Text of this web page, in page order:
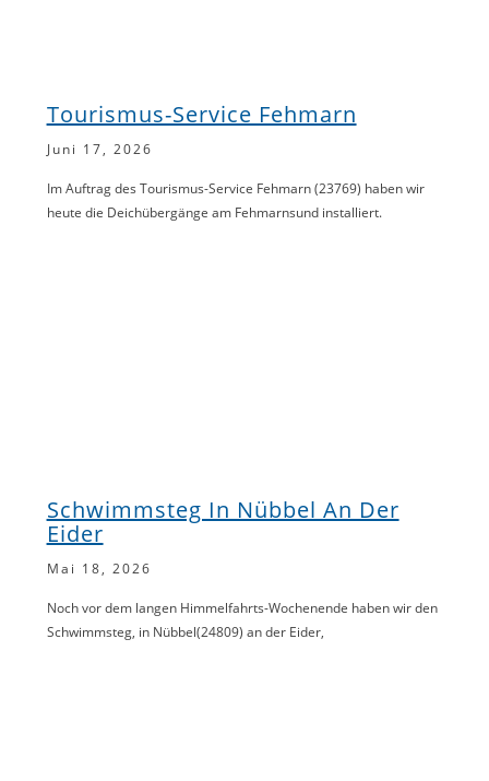
Tourismus-Service Fehmarn
Juni 17, 2026
Im Auftrag des Tourismus-Service Fehmarn (23769) haben wir
heute die Deichübergänge am Fehmarnsund installiert.
Schwimmsteg In Nübbel An Der
Eider
Mai 18, 2026
Noch vor dem langen Himmelfahrts-Wochenende haben wir den
Schwimmsteg, in Nübbel(24809) an der Eider,